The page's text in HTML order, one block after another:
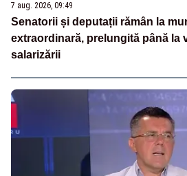
7 aug. 2026, 09:49
Senatorii și deputații rămân la
extraordinară, prelungită până la
salarizării